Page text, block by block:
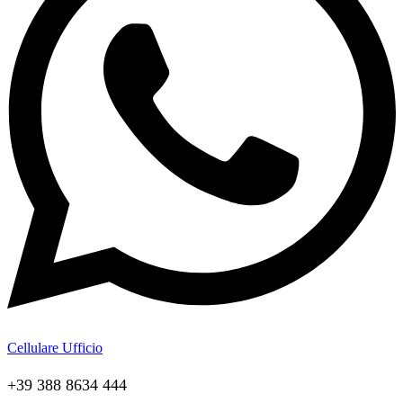
Cellulare Ufficio
+39 388 8634 444